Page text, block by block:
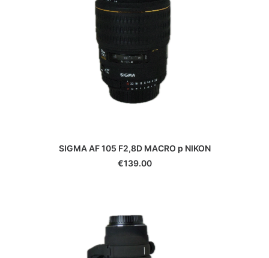
SIGMA AF 105 F2,8D MACRO p NIKON
€139.00